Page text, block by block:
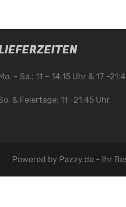
– Sa.: 11 – 14:15 Uhr & 17 -
& Feiertage: 11 -21:45 Uhr
Powered by Pazzy.de - Ihr